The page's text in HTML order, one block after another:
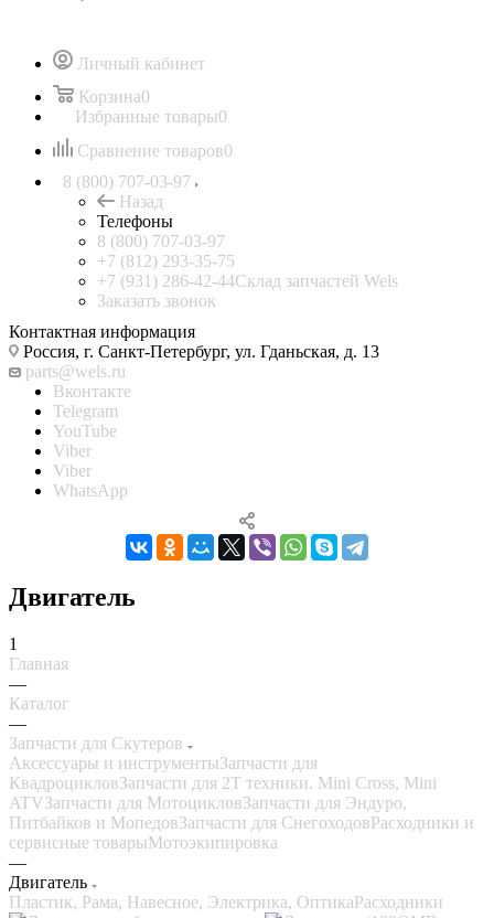
Личный кабинет
Корзина0
Избранные товары0
Сравнение товаров0
8 (800) 707-03-97
Назад
Телефоны
8 (800) 707-03-97
+7 (812) 293-35-75
+7 (931) 286-42-44Склад запчастей Wels
Заказать звонок
Контактная информация
Россия, г. Санкт-Петербург, ул. Гданьская, д. 13
parts@wels.ru
Вконтакте
Telegram
YouTube
Viber
Viber
WhatsApp
Двигатель
1
Главная
—
Каталог
—
Запчасти для Скутеров
Аксессуары и инструментыЗапчасти для
КвадроцикловЗапчасти для 2T техники. Mini Cross, Mini
ATVЗапчасти для МотоцикловЗапчасти для Эндуро,
Питбайков и МопедовЗапчасти для СнегоходовРасходники и
сервисные товарыМотоэкипировка
—
Двигатель
Пластик, Рама, Навесное, Электрика, ОптикаРасходники